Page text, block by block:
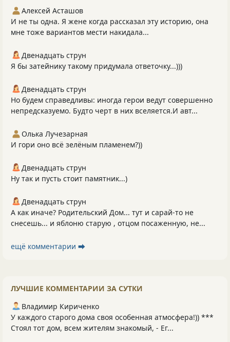
Алексей Асташов
И не ты одна. Я жене когда рассказал эту историю, она
мне тоже вариантов мести накидала...
Двенадцать струн
Я бы затейнику такому придумала ответочку...)))
Двенадцать струн
Но будем справедливы: иногда герои ведут совершенно
непредсказуемо. Будто черт в них вселяется.И авт...
Олька Лучезарная
И гори оно всё зелёным пламенем?))
Двенадцать струн
Ну так и пусть стоит памятник...)
Двенадцать струн
А как иначе? Родительский Дом... тут и сарай-то не
снесешь... и яблоню старую , отцом посаженную, не...
ещё комментарии ⮕
ЛУЧШИЕ КОММЕНТАРИИ ЗА СУТКИ
Владимир Кириченко
У каждого старого дома своя особенная атмосфера!)) ***
Стоял тот дом, всем жителям знакомый, - Ег...